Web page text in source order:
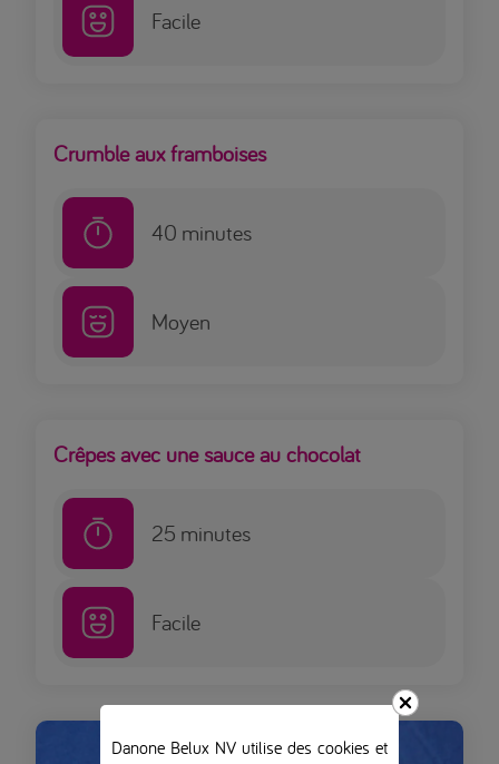
Facile
Crumble aux framboises
40 minutes
Moyen
Crêpes avec une sauce au chocolat
25 minutes
Facile
Danone Belux NV utilise des cookies et